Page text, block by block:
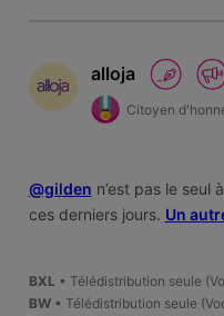
alloja
Citoyen
@gilden n’est pas le seul
ces derniers jours. Un
BXL • Télédistribution seule
BW• Télédistribution seule